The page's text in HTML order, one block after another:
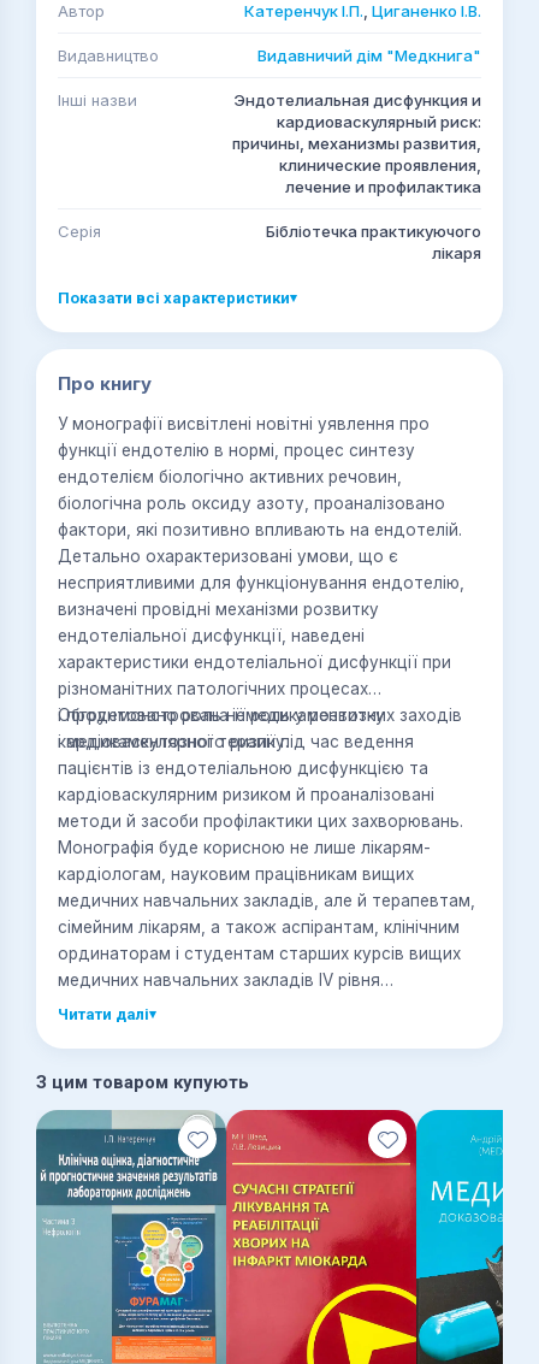
Автор Катеренчук І.П. Циганенко І.В.
Видавництво Видавничий дім "Медкнига"
Інші назви
Эндотелиальная дисфункция и
кардиоваскулярный риск:
причины, механизмы развития,
клинические проявления,
лечение и профилактика
Серія
Бібліотечка практикуючого
лікаря
Показати всі характеристики▾
Про книгу
У монографії висвітлені новітні уявлення про
функції ендотелію в нормі, процес синтезу
ендотелієм біологічно активних речовин,
біологічна роль оксиду азоту, проаналізовано
фактори, які позитивно впливають на ендотелій.
Детально охарактеризовані умови, що є
несприятливими для функціонування ендотелію,
визначені провідні механізми розвитку
ендотеліальної дисфункції, наведені
характеристики ендотеліальної дисфункції при
різноманітних патологічних процесах
і продемонстрована її роль у розвитку
кардіоваскулярного ризику.
Обгрунтовано роль немедикаментозних заходів
і медикаментозної терапії під час ведення
пацієнтів із ендотеліальною дисфункцією та
кардіоваскулярним ризиком й проаналізовані
методи й засоби профілактики цих захворювань.
Монографія буде корисною не лише лікарям-
кардіологам, науковим працівникам вищих
медичних навчальних закладів, але й терапевтам,
сімейним лікарям, а також аспірантам, клінічним
ординаторам і студентам старших курсів вищих
медичних навчальних закладів IV рівня
акредитації.
Читати далі▾
З цим товаром купують